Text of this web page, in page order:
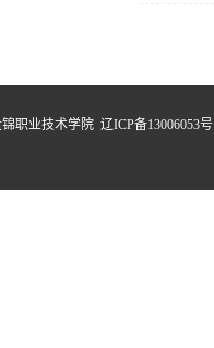
职业技术学院 辽ICP备13006053号